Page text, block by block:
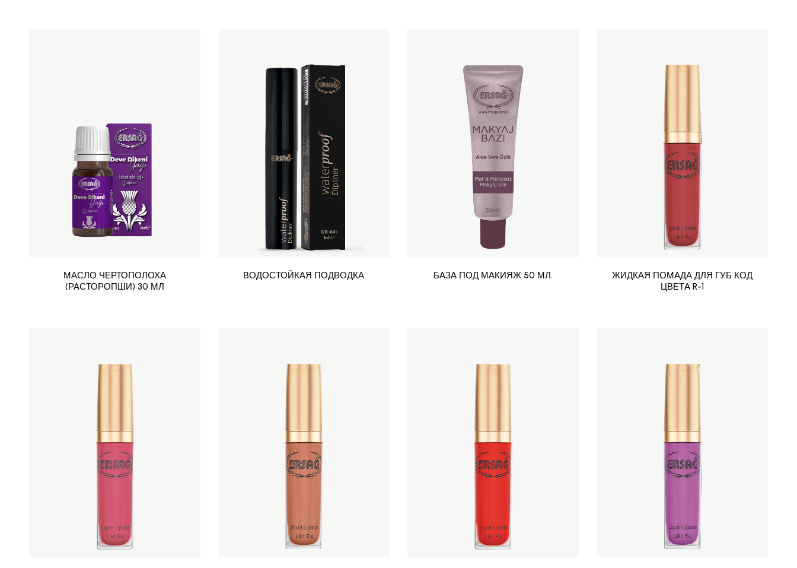
МАСЛО ЧЕРТОПОЛОХА
(РАСТОРОПШИ) 30 МЛ
ВОДОСТОЙКАЯ ПОДВОДКА БАЗА ПОД МАКИЯЖ 50 МЛ.
ЖИДКАЯ ПОМАДА ДЛЯ ГУБ КОД
ЦВЕТА R-1